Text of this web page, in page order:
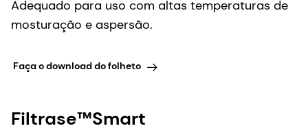
Adequado para uso com altas temperaturas de
mosturação e aspersão.
Faça o download do folheto
Filtrase™Smart